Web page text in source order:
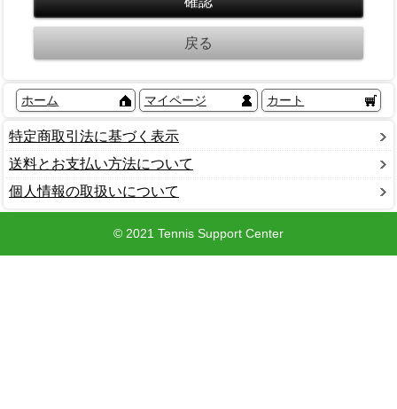
ホーム マイページ カート
特定商取引法に基づく表示
送料とお支払い方法について
個人情報の取扱いについて
© 2021 Tennis Support Center